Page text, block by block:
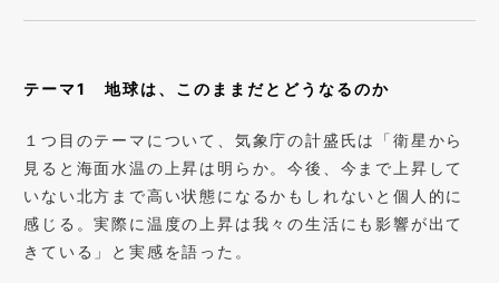
テーマ1 地球は、このままだとどうなるのか
１つ目のテーマについて、気象庁の計盛氏は「衛星から
見ると海面水温の上昇は明らか。今後、今まで上昇して
いない北方まで高い状態になるかもしれないと個人的に
感じる。実際に温度の上昇は我々の生活にも影響が出て
きている」と実感を語った。